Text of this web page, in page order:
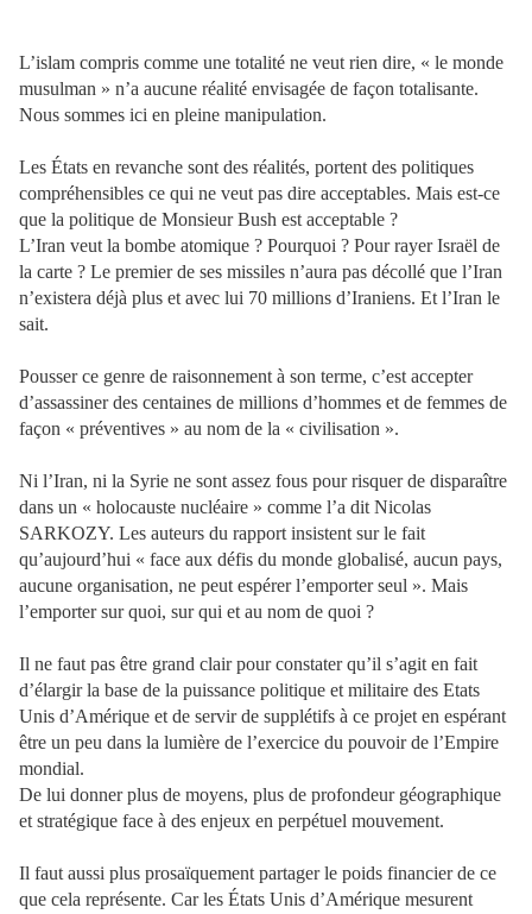
L’islam compris comme une totalité ne veut rien dire, « le monde
musulman » n’a aucune réalité envisagée de façon totalisante.
Nous sommes ici en pleine manipulation.
Les États en revanche sont des réalités, portent des politiques
compréhensibles ce qui ne veut pas dire acceptables. Mais est-ce
que la politique de Monsieur Bush est acceptable ?
L’Iran veut la bombe atomique ? Pourquoi ? Pour rayer Israël de
la carte ? Le premier de ses missiles n’aura pas décollé que l’Iran
n’existera déjà plus et avec lui 70 millions d’Iraniens. Et l’Iran le
sait.
Pousser ce genre de raisonnement à son terme, c’est accepter
d’assassiner des centaines de millions d’hommes et de femmes de
façon « préventives » au nom de la « civilisation ».
Ni l’Iran, ni la Syrie ne sont assez fous pour risquer de disparaître
dans un « holocauste nucléaire » comme l’a dit Nicolas
SARKOZY. Les auteurs du rapport insistent sur le fait
qu’aujourd’hui « face aux défis du monde globalisé, aucun pays,
aucune organisation, ne peut espérer l’emporter seul ». Mais
l’emporter sur quoi, sur qui et au nom de quoi ?
Il ne faut pas être grand clair pour constater qu’il s’agit en fait
d’élargir la base de la puissance politique et militaire des Etats
Unis d’Amérique et de servir de supplétifs à ce projet en espérant
être un peu dans la lumière de l’exercice du pouvoir de l’Empire
mondial.
De lui donner plus de moyens, plus de profondeur géographique
et stratégique face à des enjeux en perpétuel mouvement.
Il faut aussi plus prosaïquement partager le poids financier de ce
que cela représente. Car les États Unis d’Amérique mesurent